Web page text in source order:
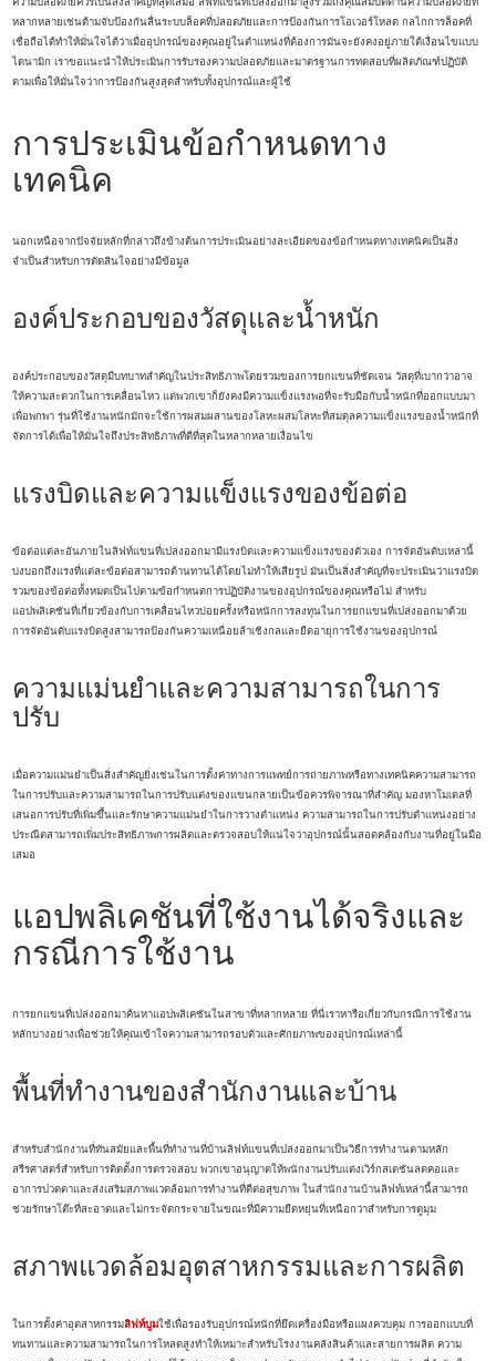
หลากหลายเช่นด้ามจับป้องกันลื่นระบบล็อคที่ปลอดภัยและการป้องกันการโอเวอร์โหลด กลไกการล็อคที่
เชื่อถือได้ทำให้มั่นใจได้ว่าเมื่ออุปกรณ์ของคุณอยู่ในตำแหน่งที่ต้องการมันจะยังคงอยู่ภายใต้เงื่อนไขแบบ
ไดนามิก เราขอแนะนำให้ประเมินการรับรองความปลอดภัยและมาตรฐานการทดสอบที่ผลิตภัณฑ์ปฏิบัติ
ตามเพื่อให้มั่นใจว่าการป้องกันสูงสุดสำหรับทั้งอุปกรณ์และผู้ใช้
การประเมินข้อกำหนดทาง
เทคนิค
นอกเหนือจากปัจจัยหลักที่กล่าวถึงข้างต้นการประเมินอย่างละเอียดของข้อกำหนดทางเทคนิคเป็นสิ่ง
จำเป็นสำหรับการตัดสินใจอย่างมีข้อมูล
องค์ประกอบของวัสดุและน้ำหนัก
องค์ประกอบของวัสดุมีบทบาทสำคัญในประสิทธิภาพโดยรวมของการยกแขนที่ชัดเจน วัสดุที่เบากว่าอาจ
ให้ความสะดวกในการเคลื่อนไหว แต่พวกเขาก็ยังคงมีความแข็งแรงพอที่จะรับมือกับน้ำหนักที่ออกแบบมา
เพื่อพกพา รุ่นที่ใช้งานหนักมักจะใช้การผสมผสานของโลหะผสมโลหะที่สมดุลความแข็งแรงของน้ำหนักที่
จัดการได้เพื่อให้มั่นใจถึงประสิทธิภาพที่ดีที่สุดในหลากหลายเงื่อนไข
แรงบิดและความแข็งแรงของข้อต่อ
ข้อต่อแต่ละอันภายในลิฟท์แขนที่เปล่งออกมามีแรงบิดและความแข็งแรงของตัวเอง การจัดอันดับเหล่านี้
บ่งบอกถึงแรงที่แต่ละข้อต่อสามารถต้านทานได้โดยไม่ทำให้เสียรูป มันเป็นสิ่งสำคัญที่จะประเมินว่าแรงบิด
รวมของข้อต่อทั้งหมดเป็นไปตามข้อกำหนดการปฏิบัติงานของอุปกรณ์ของคุณหรือไม่ สำหรับ
แอปพลิเคชันที่เกี่ยวข้องกับการเคลื่อนไหวบ่อยครั้งหรือหนักการลงทุนในการยกแขนที่เปล่งออกมาด้วย
การจัดอันดับแรงบิดสูงสามารถป้องกันความเหนื่อยล้าเชิงกลและยืดอายุการใช้งานของอุปกรณ์
ความแม่นยำและความสามารถในการ
ปรับ
เมื่อความแม่นยำเป็นสิ่งสำคัญยิ่งเช่นในการตั้งค่าทางการแพทย์การถ่ายภาพหรือทางเทคนิคความสามารถ
ในการปรับและความสามารถในการปรับแต่งของแขนกลายเป็นข้อควรพิจารณาที่สำคัญ มองหาโมเดลที่
เสนอการปรับที่เพิ่มขึ้นและรักษาความแม่นยำในการวางตำแหน่ง ความสามารถในการปรับตำแหน่งอย่าง
ประณีตสามารถเพิ่มประสิทธิภาพการผลิตและตรวจสอบให้แน่ใจว่าอุปกรณ์นั้นสอดคล้องกับงานที่อยู่ในมือ
เสมอ
แอปพลิเคชันที่ใช้งานได้จริงและ
กรณีการใช้งาน
การยกแขนที่เปล่งออกมาค้นหาแอปพลิเคชันในสาขาที่หลากหลาย ที่นี่เราหารือเกี่ยวกับกรณีการใช้งาน
หลักบางอย่างเพื่อช่วยให้คุณเข้าใจความสามารถรอบตัวและศักยภาพของอุปกรณ์เหล่านี้
พื้นที่ทำงานของสำนักงานและบ้าน
สำหรับสำนักงานที่ทันสมัยและพื้นที่ทำงานที่บ้านลิฟท์แขนที่เปล่งออกมาเป็นวิธีการทำงานตามหลัก
สรีรศาสตร์สำหรับการติดตั้งการตรวจสอบ พวกเขาอนุญาตให้พนักงานปรับแต่งเวิร์กสเตชันลดคอและ
อาการปวดตาและส่งเสริมสภาพแวดล้อมการทำงานที่ดีต่อสุขภาพ ในสำนักงานบ้านลิฟท์เหล่านี้สามารถ
ช่วยรักษาโต๊ะที่สะอาดและไม่กระจัดกระจายในขณะที่มีความยืดหยุ่นที่เหนือกว่าสำหรับการดูมุม
สภาพแวดล้อมอุตสาหกรรมและการผลิต
ในการตั้งค่าอุตสาหกรรมลิฟท์บูมใช้เพื่อรองรับอุปกรณ์หนักที่ยึดเครื่องมือหรือแผงควบคุม การออกแบบที่
ทนทานและความสามารถในการโหลดสูงทำให้เหมาะสำหรับโรงงานคลังสินค้าและสายการผลิต ความ